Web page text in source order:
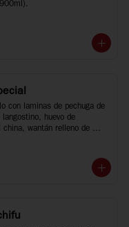
con laminas de pechuga de
langostino, huevo de
china, wantán relleno de